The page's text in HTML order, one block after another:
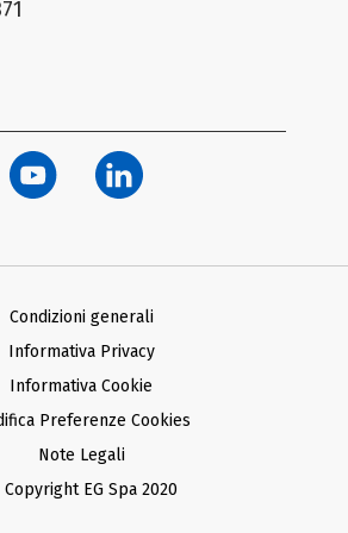
D. Lgs. n. 231/01
e Instagram
Ariba
Condizioni generali
Informativa Privacy
Informativa Cookie
Preferenze Cookies
Note Legali
EG Spa 2020